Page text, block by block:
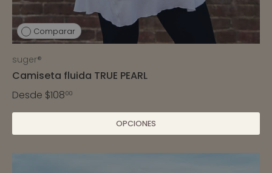
Comparar
suger®
Camiseta fluida TRUE PEARL
Desde $10800
OPCIONES